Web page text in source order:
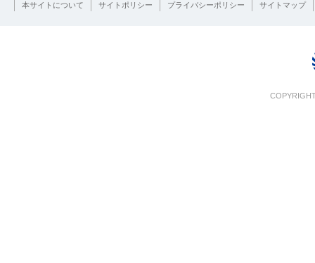
本サイトについて サイトポリシー プライバシーポリシー サイトマップ